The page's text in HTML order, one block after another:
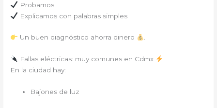
Probamos
Explicamos con palabras simples
Un buen diagnóstico ahorra dinero .
Fallas eléctricas: muy comunes en Cdmx
En la ciudad hay:
Bajones de luz